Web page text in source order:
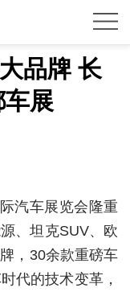
品牌 长
展
汽车展览会隆重
、坦克SUV、欧
，30余款重磅车
代的技术变革，